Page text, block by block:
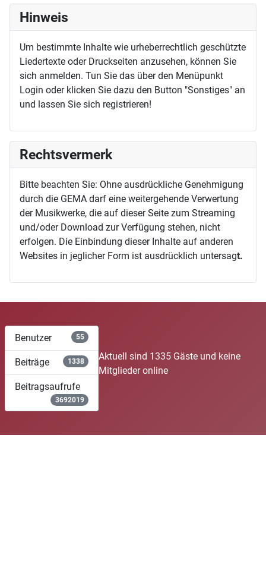
Hinweis
Um bestimmte Inhalte wie urheberrechtlich geschützte
Liedertexte oder Druckseiten anzusehen, können Sie
sich anmelden. Tun Sie das über den Menüpunkt
Login oder klicken Sie dazu den Button "Sonstiges" an
und lassen Sie sich registrieren!
Rechtsvermerk
Bitte beachten Sie: Ohne ausdrückliche Genehmigung
durch die GEMA darf eine weitergehende Verwertung
der Musikwerke, die auf dieser Seite zum Streaming
und/oder Download zur Verfügung stehen, nicht
erfolgen. Die Einbindung dieser Inhalte auf anderen
Websites in jeglicher Form ist ausdrücklich untersagt.
Benutzer 55
Beiträge 1338
Beitragsaufrufe
3692019
Aktuell sind 1335 Gäste und keine
Mitglieder online